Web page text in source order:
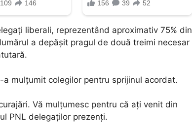
liberali, reprezentând aproximativ 75% din
a depășit pragul de două treimi necesar
mulțumit colegilor pentru sprijinul acordat.
Vă mulțumesc pentru că ați venit din
PNL delegaților prezenți.